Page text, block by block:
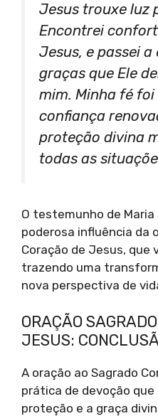
Jesus trouxe luz
Encontrei
Jesus, e passei
graças que Ele
mim. Minha fé
confiança
proteção divina
todas as
O testemunho de
poderosa influência da
Coração de Jesus, que
trazendo uma
nova perspectiva de
ORAÇÃO
JESUS:
A oração ao Sagrado
prática de devoção
proteção e a graça